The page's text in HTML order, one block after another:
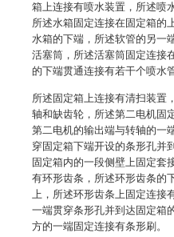
箱上连接有喷水装置，所述喷
所述水箱固定连接在固定箱的
水箱的下端，所述软管的另一
活塞筒，所述活塞筒固定连接
的下端贯通连接有若干个喷水
所述固定箱上连接有清扫装置
轴和缺齿轮，所述第二电机固
第二电机的输出端与转轴的一
穿固定箱下端开设的条形孔并
固定箱内的一段侧壁上固定套
有环形齿条，所述环形齿条的
上，所述环形齿条上固定连接
一端贯穿条形孔并到达固定箱
方的一端固定连接有条形刷。